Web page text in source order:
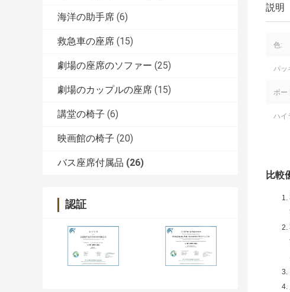
海洋の助手席 (6)
救急車の座席 (15)
劇場の座席のソファー (25)
劇場のカップルの座席 (15)
講堂の椅子 (6)
映画館の椅子 (20)
バス座席付属品 (26)
認証
説明
色:
パッ
ポー
ハイ
比較